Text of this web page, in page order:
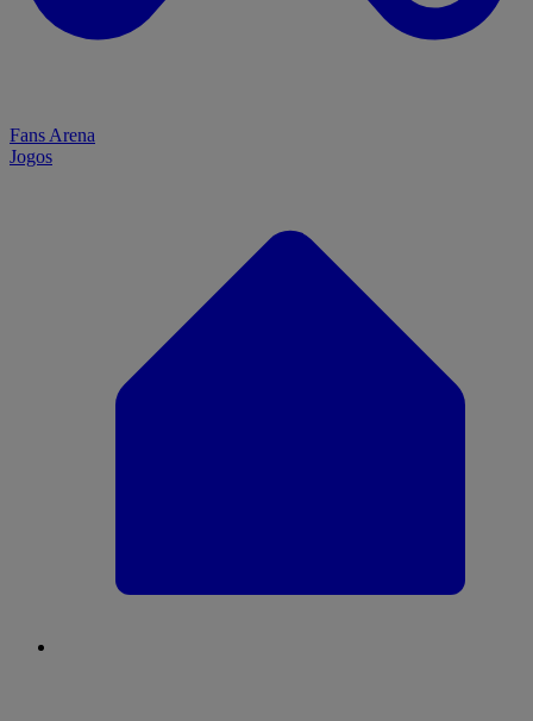
Fans Arena
Jogos